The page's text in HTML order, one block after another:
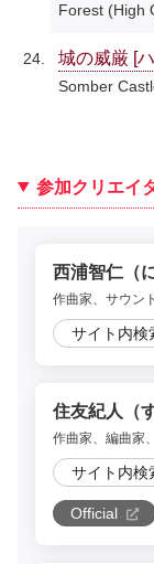
Forest (High
城の威厳 [
Somber
参加クリエイ
西浦智仁（
作曲家、サウン
サイト内検
住友紀人（
作曲家、編曲家
サイト内検
Official